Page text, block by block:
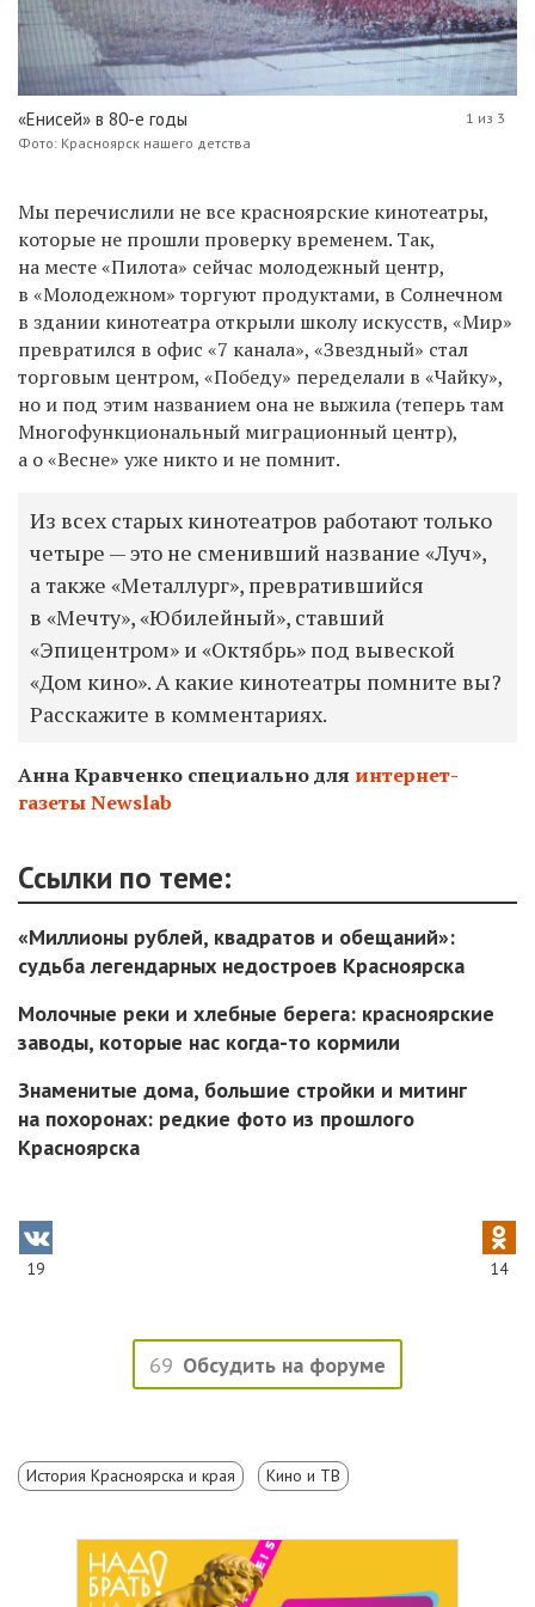
«Енисей» в 80-е годы
Фото: Красноярск нашего детства
1 из 3
Мы перечислили не все красноярские кинотеатры,
которые не прошли проверку временем. Так,
на месте «Пилота» сейчас молодежный центр,
в «Молодежном» торгуют продуктами, в Солнечном
в здании кинотеатра открыли школу искусств, «Мир»
превратился в офис «7 канала», «Звездный» стал
торговым центром, «Победу» переделали в «Чайку»,
но и под этим названием она не выжила (теперь там
Многофункциональный миграционный центр),
а о «Весне» уже никто и не помнит.
Из всех старых кинотеатров работают только
четыре — это не сменивший название «Луч»,
а также «Металлург», превратившийся
в «Мечту», «Юбилейный», ставший
«Эпицентром» и «Октябрь» под вывеской
«Дом кино». А какие кинотеатры помните вы?
Расскажите в комментариях.
Анна Кравченко специально для интернет-
газеты Newslab
Ссылки по теме:
«Миллионы рублей, квадратов и обещаний»:
судьба легендарных недостроев Красноярска
Молочные реки и хлебные берега: красноярские
заводы, которые нас когда-то кормили
Знаменитые дома, большие стройки и митинг
на похоронах: редкие фото из прошлого
Красноярска
19 14
69 Обсудить на форуме
История Красноярска и края Кино и ТВ